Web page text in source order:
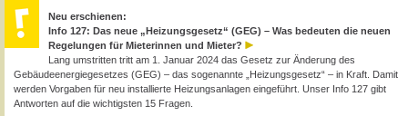
Neu erschienen:
Info 127: Das neue „Heizungsgesetz“ (GEG) – Was bedeuten die neuen
Regelungen für Mieterinnen und Mieter?
Lang umstritten tritt am 1. Januar 2024 das Gesetz zur Änderung des
Gebäudeenergiegesetzes (GEG) – das sogenannte „Heizungsgesetz“ – in Kraft. Damit
werden Vorgaben für neu installierte Heizungsanlagen eingeführt. Unser Info 127 gibt
Antworten auf die wichtigsten 15 Fragen.